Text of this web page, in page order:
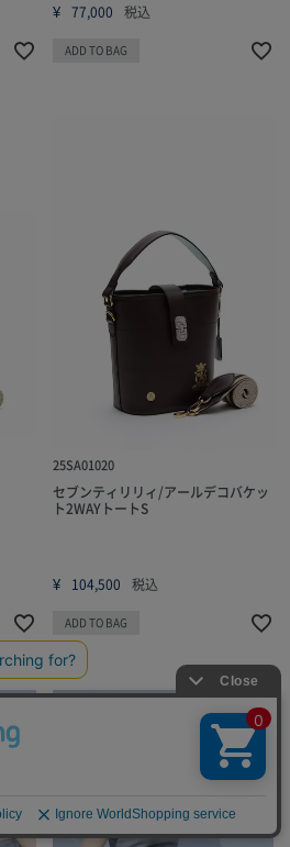
¥ 77,000 税込
ADD TO BAG
25SA01020
セブンティリリィ/アールデコバケッ
ト2WAYトートS
¥ 104,500 税込
ADD TO BAG